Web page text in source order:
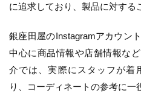
に追求しており、製品に対する
銀座田屋のInstagramアカウン
中心に商品情報や店舗情報な
介では、実際にスタッフが着
り、コーディネートの参考に一